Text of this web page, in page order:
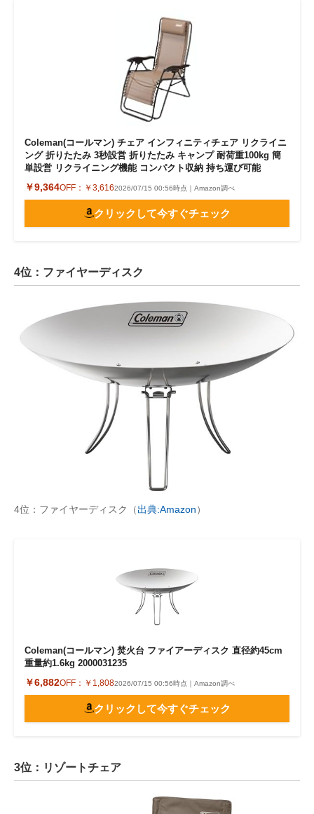
Coleman(コールマン) チェア インフィニティチェア リクライニ
ング 折りたたみ 3秒設営 折りたたみ キャンプ 耐荷重100kg 簡
単設営 リクライニング機能 コンパクト収納 持ち運び可能
￥9,364OFF： ￥3,6162026/07/15 00:56時点｜Amazon調べ
クリックして今すぐチェック
4位：ファイヤーディスク
4位：ファイヤーディスク（出典:Amazon）
Coleman(コールマン) 焚火台 ファイアーディスク 直径約45cm
重量約1.6kg 2000031235
￥6,882OFF： ￥1,8082026/07/15 00:56時点｜Amazon調べ
クリックして今すぐチェック
3位：リゾートチェア